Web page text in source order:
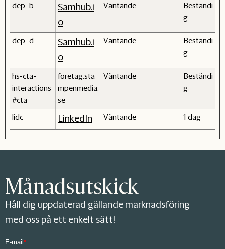
dep_b
Samhub.i
o
Väntande
Beständi
g
dep_d
Samhub.i
o
Väntande
Beständi
g
hs-cta-
interactions
#cta
foretag.sta
mpenmedia.
se
Väntande
Beständi
g
lidc LinkedIn Väntande 1 dag
Månadsutskick
Håll dig uppdaterad gällande marknadsföring
med oss på ett enkelt sätt!